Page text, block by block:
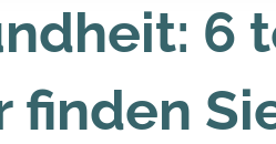
6
finden